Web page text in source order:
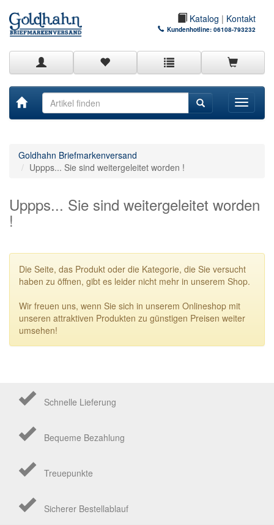
Katalog | Kontakt
Kundenhotline: 06108-793232
Toggle
Goldhahn Briefmarkenversand
Uppps... Sie sind weitergeleitet worden !
Uppps... Sie sind weitergeleitet worden
!
Die Seite, das Produkt oder die Kategorie, die Sie versucht
haben zu öffnen, gibt es leider nicht mehr in unserem Shop.
Wir freuen uns, wenn Sie sich in unserem Onlineshop mit
unseren attraktiven Produkten zu günstigen Preisen weiter
umsehen!
Schnelle Lieferung
Bequeme Bezahlung
Treuepunkte
Sicherer Bestellablauf